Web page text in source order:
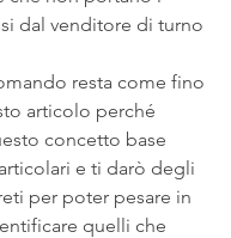
dal venditore di turno
resta come fino
articolo perché
concetto base
e ti darò degli
per poter pesare in
quelli che